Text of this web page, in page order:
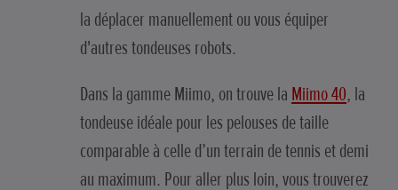
la déplacer manuellement ou vous équiper
d'autres tondeuses robots.
Dans la gamme Miimo, on trouve la Miimo 40, la
tondeuse idéale pour les pelouses de taille
comparable à celle d’un terrain de tennis et demi
au maximum. Pour aller plus loin, vous trouverez